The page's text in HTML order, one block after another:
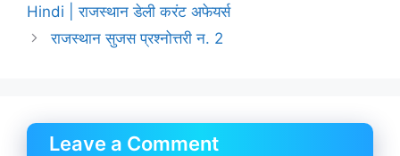
Hindi | राजस्थान डेली करंट अफेयर्स
राजस्थान सुजस प्रश्नोत्तरी न. 2
Leave a Comment